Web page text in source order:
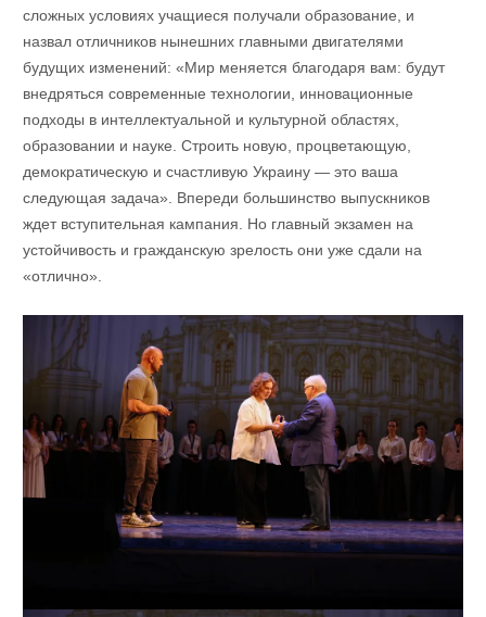
сложных условиях учащиеся получали образование, и
назвал отличников нынешних главными двигателями
будущих изменений: «Мир меняется благодаря вам: будут
внедряться современные технологии, инновационные
подходы в интеллектуальной и культурной областях,
образовании и науке. Строить новую, процветающую,
демократическую и счастливую Украину — это ваша
следующая задача». Впереди большинство выпускников
ждет вступительная кампания. Но главный экзамен на
устойчивость и гражданскую зрелость они уже сдали на
«отлично».